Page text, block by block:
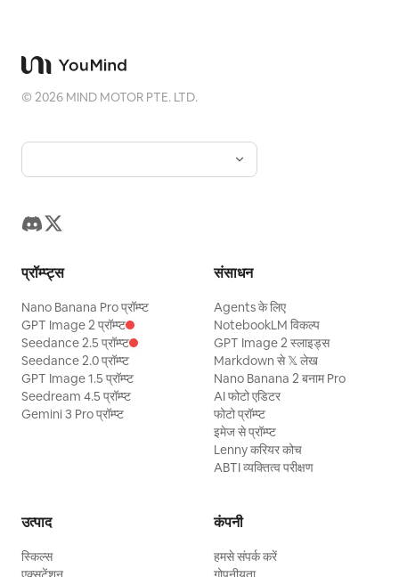
©2026 MIND MOTOR PTE. LTD.
प्रॉम्प्ट्स
Nano Banana Pro प्रॉम्प्ट
GPT Image 2 प्रॉम्प्ट
Seedance 2.5 प्रॉम्प्ट
Seedance 2.0 प्रॉम्प्ट
GPT Image 1.5 प्रॉम्प्ट
Seedream 4.5 प्रॉम्प्ट
Gemini 3 Pro प्रॉम्प्ट
संसाधन
Agents के लिए
NotebookLM विकल्प
GPT Image 2 स्लाइड्स
Markdown से 𝕏 लेख
Nano Banana 2 बनाम Pro
AI फोटो एडिटर
फोटो प्रॉम्प्ट
इमेज से प्रॉम्प्ट
Lenny करियर कोच
ABTI व्यक्तित्व परीक्षण
उत्पाद
स्किल्स
कंपनी
हमसे संपर्क करें